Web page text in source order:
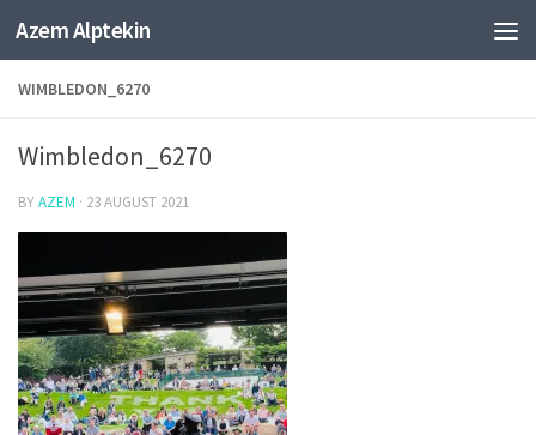
Skip to content
Azem Alptekin
WIMBLEDON_6270
Wimbledon_6270
BYAZEM · 23 AUGUST 2021